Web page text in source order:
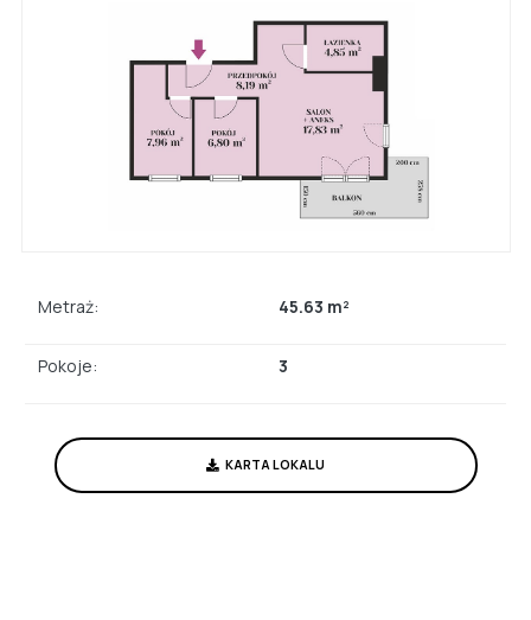
Metraż: 45.63 m²
Pokoje: 3
KARTA LOKALU